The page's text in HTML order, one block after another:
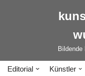
Bildende
Editorial Künstler